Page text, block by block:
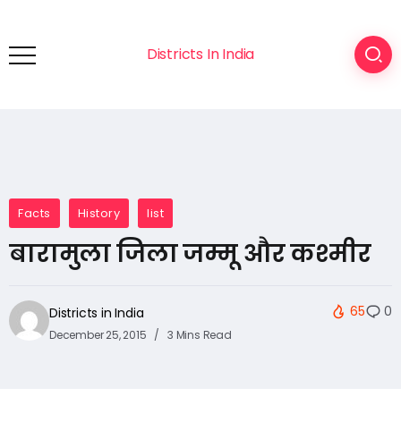
Districts In India
Facts History list
बारामुला जिला जम्मू और कश्मीर
Districts in India
December 25, 2015 3 Mins Read
65 0